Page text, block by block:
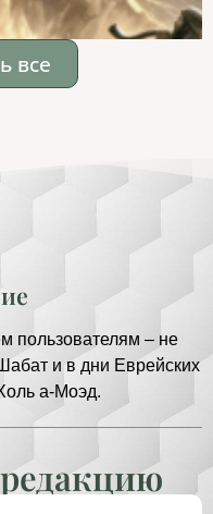
все
пользователям – не
и в дни Еврейских
а-Моэд.